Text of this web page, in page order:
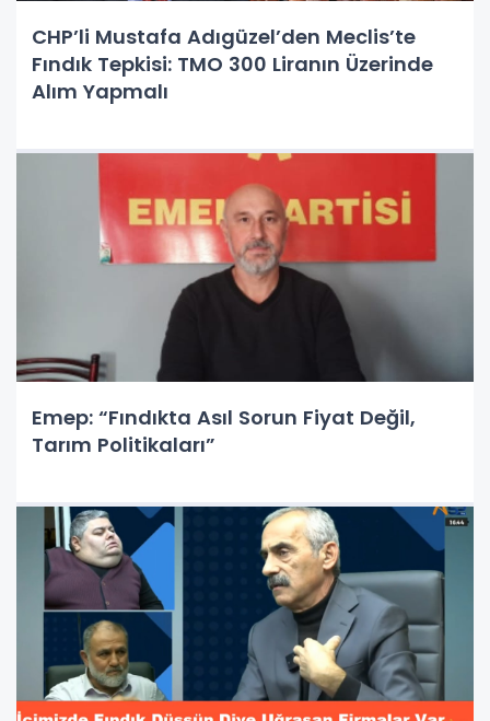
CHP’li Mustafa Adıgüzel’den Meclis’te
Fındık Tepkisi: TMO 300 Liranın Üzerinde
Alım Yapmalı
Emep: “Fındıkta Asıl Sorun Fiyat Değil,
Tarım Politikaları”